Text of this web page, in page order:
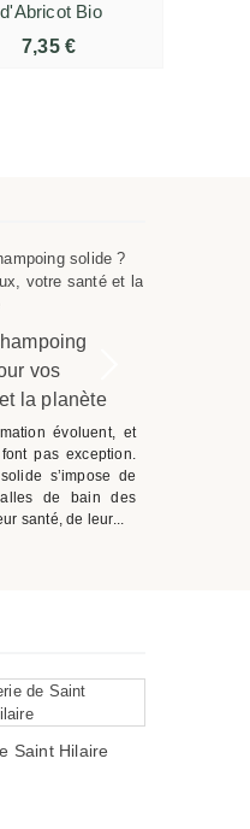
d'Abricot Bio
7,35 €
vos
la planète
évoluent, et
pas exception.
s’impose de
de bain des
santé, de leur...
Saint Hilaire